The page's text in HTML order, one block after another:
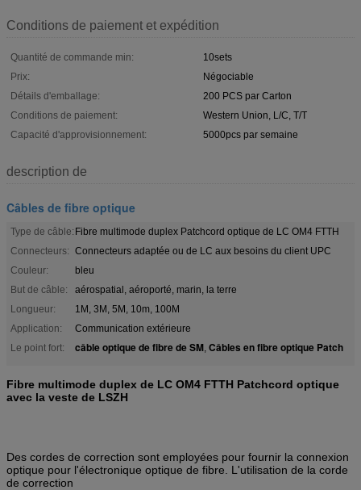
Conditions de paiement et expédition
Quantité de commande min:
10sets
Prix:
Négociable
Détails d'emballage:
200 PCS par Carton
Conditions de paiement:
Western Union, L/C, T/T
Capacité d'approvisionnement:
5000pcs par semaine
description de
Câbles de fibre optique
Type de câble: Fibre multimode duplex Patchcord optique de LC OM4 FTTH
Connecteurs: Connecteurs adaptée ou de LC aux besoins du client UPC
Couleur:
bleu
But de câble:
aérospatial, aéroporté, marin, la terre
Longueur:
1M, 3M, 5M, 10m, 100M
Application:
Communication extérieure
Le point fort:
câble optique de fibre de SM, Câbles en fibre optique Patch
Fibre multimode duplex de LC OM4 FTTH Patchcord optique
avec la veste de LSZH
Des cordes de correction sont employées pour fournir la connexion
optique pour l'électronique optique de fibre. L'utilisation de la corde
de correction